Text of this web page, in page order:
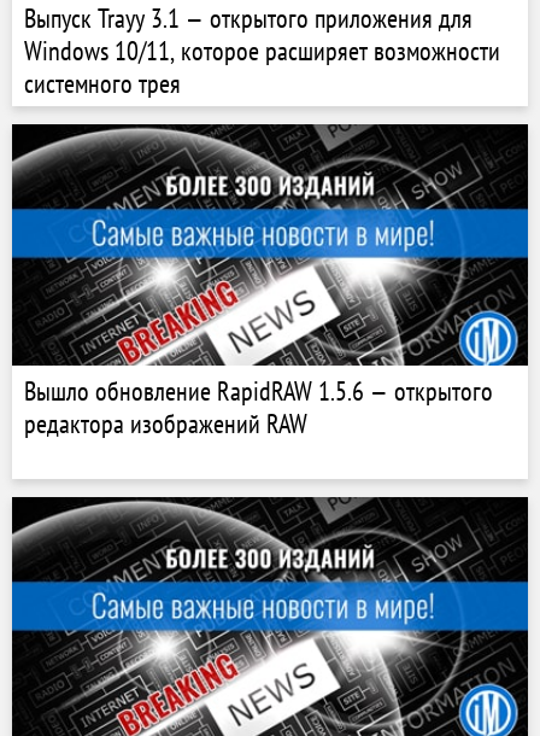
Выпуск Trayy 3.1 — открытого приложения для
Windows 10/11, которое расширяет возможности
системного трея
Вышло обновление RapidRAW 1.5.6 — открытого
редактора изображений RAW